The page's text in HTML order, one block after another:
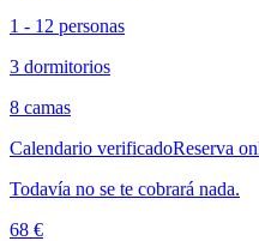
1 - 12 personas
3 dormitorios
8 camas
Calendario verificadoReserva
Todavía no se te cobrará nada.
68 €